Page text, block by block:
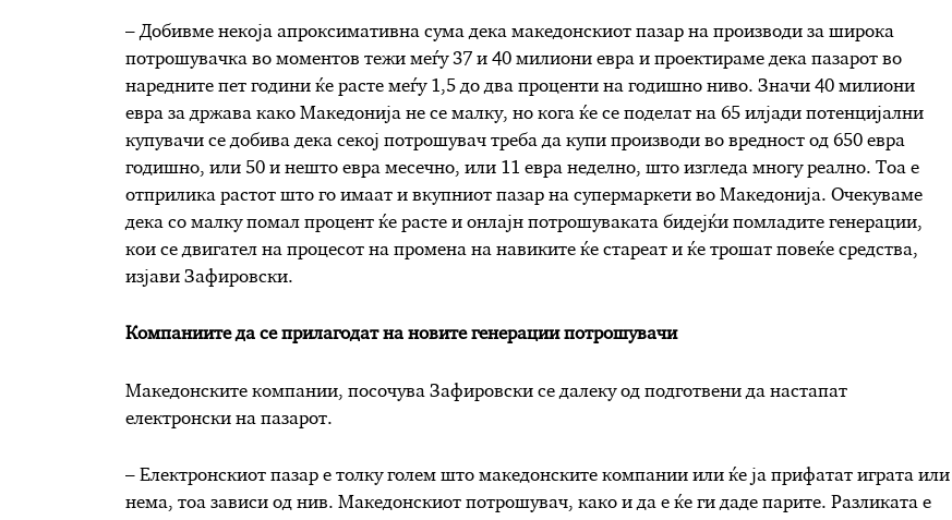
– Добивме некоја апроксимативна сума дека македонскиот пазар на производи за широка
потрошувачка во моментов тежи меѓу 37 и 40 милиони евра и проектираме дека пазарот во
наредните пет години ќе расте меѓу 1,5 до два проценти на годишно ниво. Значи 40 милиони
евра за држава како Македонија не се малку, но кога ќе се поделат на 65 илјади потенцијални
купувачи се добива дека секој потрошувач треба да купи производи во вредност од 650 евра
годишно, или 50 и нешто евра месечно, или 11 евра неделно, што изгледа многу реално. Тоа е
отприлика растот што го имаат и вкупниот пазар на супермаркети во Македонија. Очекуваме
дека со малку помал процент ќе расте и онлајн потрошуваката бидејќи помладите генерации,
кои се двигател на процесот на промена на навиките ќе стареат и ќе трошат повеќе средства,
изјави Зафировски.
Компаниите да се прилагодат на новите генерации потрошувачи
Македонските компании, посочува Зафировски се далеку од подготвени да настапат
електронски на пазарот.
– Електронскиот пазар е толку голем што македонските компании или ќе ја прифатат играта или
нема, тоа зависи од нив. Македонскиот потрошувач, како и да е ќе ги даде парите. Разликата е